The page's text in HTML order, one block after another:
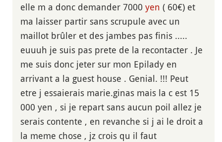
elle m a donc demander 7000 yen ( 60€) et
ma laisser partir sans scrupule avec un
maillot brûler et des jambes pas finis .....
euuuh je suis pas prete de la recontacter . Je
me suis donc jeter sur mon Epilady en
arrivant a la guest house . Genial. !!! Peut
etre j essaierais marie.ginas mais la c est 15
000 yen , si je repart sans aucun poil allez je
serais contente , en revanche si j ai le droit a
la meme chose , jz crois qu il faut